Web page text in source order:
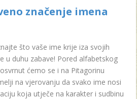
značenje imena
što vaše ime krije iza svojih
u duhu zabave! Pored alfabetskog
ćemo se i na Pitagorinu
na vjerovanju da svako ime nosi
koja utječe na karakter i sudbinu